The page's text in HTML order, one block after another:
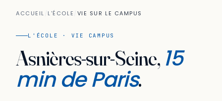
ACCUEIL L'ÉCOLE VIE SUR LE CAMPUS
L'ÉCOLE · VIE CAMPUS
Asnières-sur-Seine, 15
min de Paris.